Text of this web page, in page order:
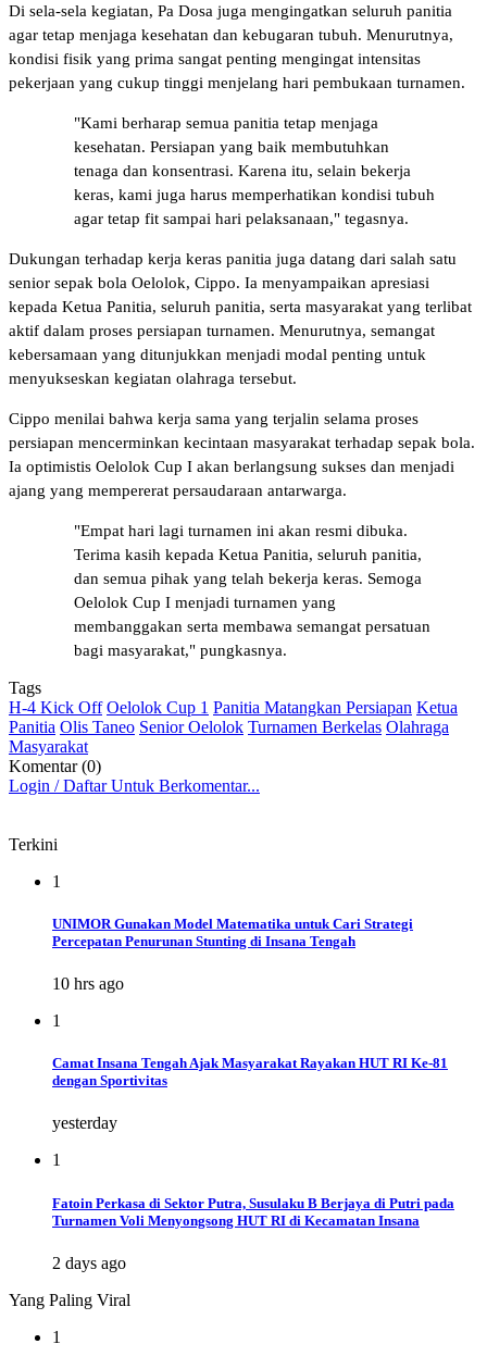
Di sela-sela kegiatan, Pa Dosa juga mengingatkan seluruh panitia
agar tetap menjaga kesehatan dan kebugaran tubuh. Menurutnya,
kondisi fisik yang prima sangat penting mengingat intensitas
pekerjaan yang cukup tinggi menjelang hari pembukaan turnamen.
"Kami berharap semua panitia tetap menjaga
kesehatan. Persiapan yang baik membutuhkan
tenaga dan konsentrasi. Karena itu, selain bekerja
keras, kami juga harus memperhatikan kondisi tubuh
agar tetap fit sampai hari pelaksanaan," tegasnya.
Dukungan terhadap kerja keras panitia juga datang dari salah satu
senior sepak bola Oelolok, Cippo. Ia menyampaikan apresiasi
kepada Ketua Panitia, seluruh panitia, serta masyarakat yang terlibat
aktif dalam proses persiapan turnamen. Menurutnya, semangat
kebersamaan yang ditunjukkan menjadi modal penting untuk
menyukseskan kegiatan olahraga tersebut.
Cippo menilai bahwa kerja sama yang terjalin selama proses
persiapan mencerminkan kecintaan masyarakat terhadap sepak bola.
Ia optimistis Oelolok Cup I akan berlangsung sukses dan menjadi
ajang yang mempererat persaudaraan antarwarga.
"Empat hari lagi turnamen ini akan resmi dibuka.
Terima kasih kepada Ketua Panitia, seluruh panitia,
dan semua pihak yang telah bekerja keras. Semoga
Oelolok Cup I menjadi turnamen yang
membanggakan serta membawa semangat persatuan
bagi masyarakat," pungkasnya.
Tags
H-4 Kick Off Oelolok Cup 1 Panitia Matangkan Persiapan Ketua
Panitia Olis Taneo Senior Oelolok Turnamen Berkelas Olahraga
Masyarakat
Komentar (0)
Login / Daftar Untuk Berkomentar...
Terkini
1
UNIMOR Gunakan Model Matematika untuk Cari Strategi
Percepatan Penurunan Stunting di Insana Tengah
10 hrs ago
1
Camat Insana Tengah Ajak Masyarakat Rayakan HUT RI Ke-81
dengan Sportivitas
yesterday
1
Fatoin Perkasa di Sektor Putra, Susulaku B Berjaya di Putri pada
Turnamen Voli Menyongsong HUT RI di Kecamatan Insana
2 days ago
Yang Paling Viral
1